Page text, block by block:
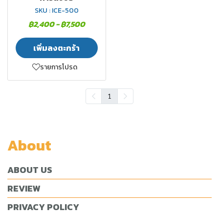
SKU : ICE-500
฿2,400-฿7,500
เพิ่มลงตะกร้า
รายการโปรด
1
About
ABOUT US
REVIEW
PRIVACY POLICY